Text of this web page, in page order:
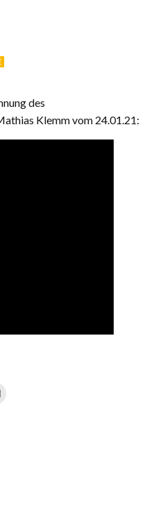
des
Klemm vom 24.01.21: